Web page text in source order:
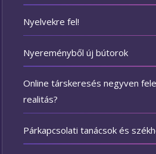
Nyelvekre fel!
Nyereményből új bútorok
Online társkeresés negyven
realitás?
Párkapcsolati tanácsok és